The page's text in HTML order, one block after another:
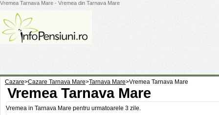
Vremea Tarnava Mare - Vremea din Tarnava Mare
Cazare>Cazare Tarnava Mare>Tarnava Mare>Vremea Tarnava Mare
Vremea Tarnava Mare
Vremea in Tarnava Mare pentru urmatoarele 3 zile.